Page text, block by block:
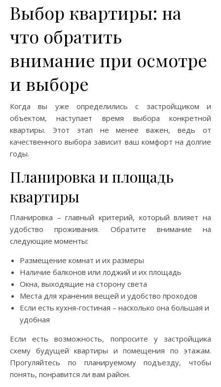
Выбор квартиры: на
что обратить
внимание при осмотре
и выборе
Когда вы уже определились с застройщиком и
объектом, наступает время выбора конкретной
квартиры. Этот этап не менее важен, ведь от
качественного выбора зависит ваш комфорт на долгие
годы.
Планировка и площадь
квартиры
Планировка – главный критерий, который влияет на
удобство проживания. Обратите внимание на
следующие моменты:
Размещение комнат и их размеры
Наличие балконов или лоджий и их площадь
Окна, выходящие на сторону света
Места для хранения вещей и удобство проходов
Если есть кухня-гостиная – насколько она большая и
удобная
Если есть возможность, попросите у застройщика
схему будущей квартиры и помещения по этажам.
Прогуляйтесь по планируемому подъезду, чтобы
понять, понравится ли вам район.